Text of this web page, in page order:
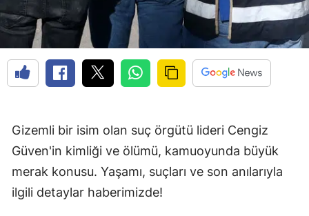
Gizemli bir isim olan suç örgütü lideri Cengiz
Güven'in kimliği ve ölümü, kamuoyunda büyük
merak konusu. Yaşamı, suçları ve son anılarıyla
ilgili detaylar haberimizde!